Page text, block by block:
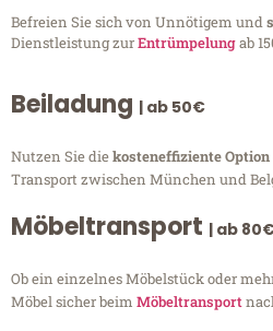
Befreien Sie sich von Unnötigem und
Dienstleistung zurEntrümpelungab
Beiladung | ab 50€
Nutzen Sie diekosteneffiziente Option
Transport zwischen München und
Möbeltransport | ab
Ob ein einzelnes Möbelstück oder
Möbel sicher beim Möbeltransport